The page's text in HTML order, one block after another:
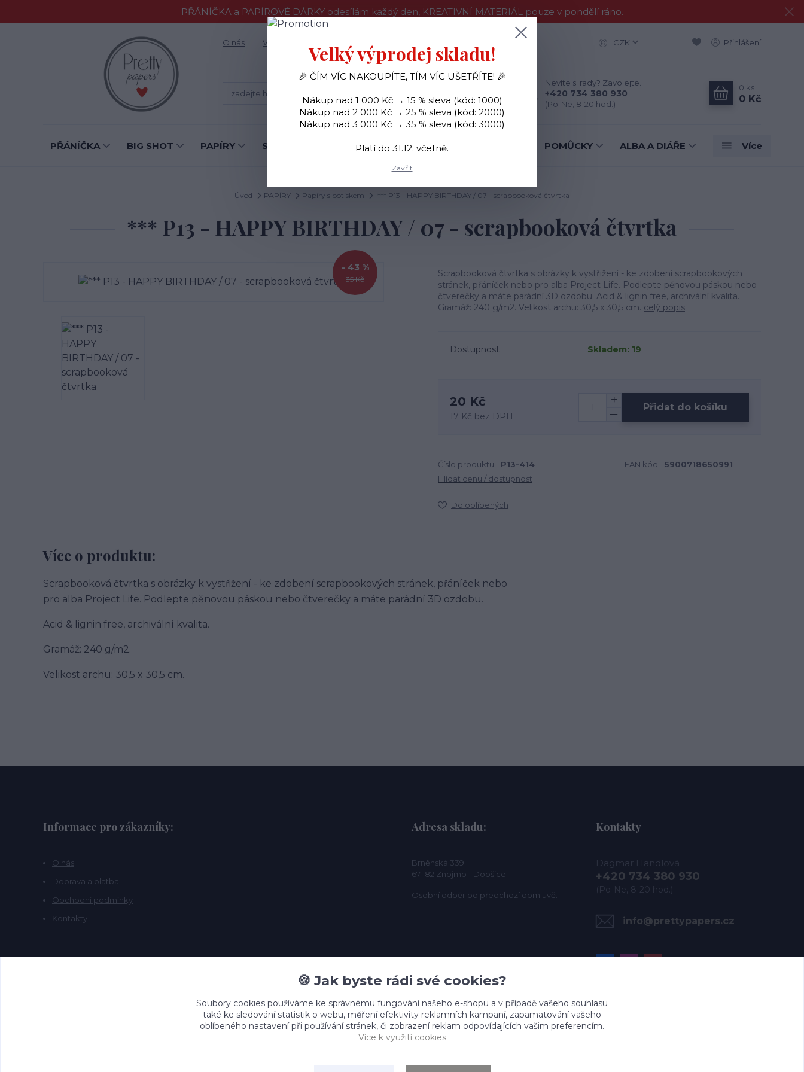
PŘÁNÍČKA a PAPÍROVÉ DÁRKY odesílám každý den, KREATIVNÍ MATERIÁL pouze v pondělí ráno.
O nás Vše o nákupu CZK Přihlášení
Nevíte si rady? Zavolejte.
+420 734 380 930
(Po-Ne, 8-20 hod.)
0 ks
0 Kč
PŘÁNÍČKA BIG SHOT PAPÍRY SAMOLEPKY OZDOBY RAZÍTKA POMŮCKY ALBA A DIÁŘE Více
Úvod PAPÍRY Papíry s potiskem *** P13 - HAPPY BIRTHDAY / 07 - scrapbooková čtvrtka
*** P13 - HAPPY BIRTHDAY / 07 - scrapbooková čtvrtka
35 Kč
- 43 %
Scrapbooková čtvrtka s obrázky k vystřižení - ke zdobení scrapbookových
stránek, přáníček nebo pro alba Project Life. Podlepte pěnovou páskou nebo
čtverečky a máte parádní 3D ozdobu. Acid & lignin free, archivální kvalita.
Gramáž: 240 g/m2. Velikost archu: 30,5 x 30,5 cm. celý popis
Dostupnost Skladem: 19
20 Kč
17 Kč bez DPH
Přidat do košíku
Číslo produktu: P13-414 EAN kód: 5900718650991
Hlídat cenu / dostupnost
Do oblíbených
Více o produktu:
Scrapbooková čtvrtka s obrázky k vystřižení - ke zdobení scrapbookových stránek, přáníček nebo
pro alba Project Life. Podlepte pěnovou páskou nebo čtverečky a máte parádní 3D ozdobu.
Acid & lignin free, archivální kvalita.
Gramáž: 240 g/m2.
Velikost archu: 30,5 x 30,5 cm.
Informace pro zákazníky:
O nás
Doprava a platba
Obchodní podmínky
Kontakty
Adresa skladu:
Brněnská 339
671 82 Znojmo - Dobšice
Osobní odběr po předchozí domluvě.
Kontakty
Dagmar Handlová
+420 734 380 930
(Po-Ne, 8-20 hod.)
info@prettypapers.cz
Velký výprodej skladu!
🎉 ČÍM VÍC NAKOUPÍTE, TÍM VÍC UŠETŘÍTE! 🎉
Nákup nad 1 000 Kč → 15 % sleva (kód: 1000)
Nákup nad 2 000 Kč → 25 % sleva (kód: 2000)
Nákup nad 3 000 Kč → 35 % sleva (kód: 3000)
Platí do 31.12. včetně.
Zavřít
🍪 Jak byste rádi své cookies?
Soubory cookies používáme ke správnému fungování našeho e-shopu a v případě vašeho souhlasu
také ke sledování statistik o webu, měření efektivity reklamních kampaní, zapamatování vašeho
oblíbeného nastavení při používání stránek, či zobrazení reklam odpovídajících vašim preferencím.
Více k využití cookies